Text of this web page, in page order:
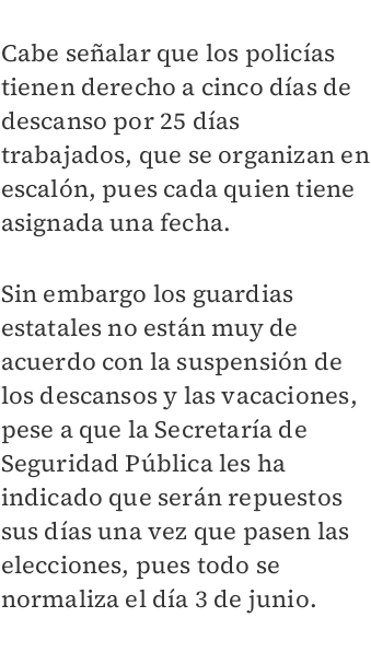
Cabe señalar que los policías
tienen derecho a cinco días de
descanso por 25 días
trabajados, que se organizan en
escalón, pues cada quien tiene
asignada una fecha.
Sin embargo los guardias
estatales no están muy de
acuerdo con la suspensión de
los descansos y las vacaciones,
pese a que la Secretaría de
Seguridad Pública les ha
indicado que serán repuestos
sus días una vez que pasen las
elecciones, pues todo se
normaliza el día 3 de junio.